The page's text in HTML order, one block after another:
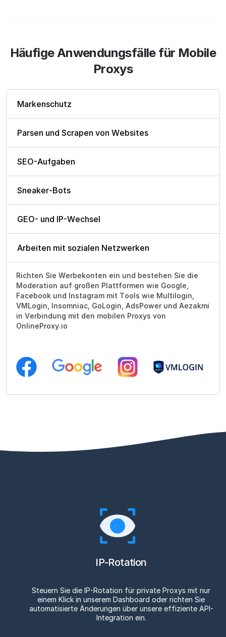
Häufige Anwendungsfälle für Mobile
Proxys
Markenschutz
Parsen und Scrapen von Websites
SEO-Aufgaben
Sneaker-Bots
GEO- und IP-Wechsel
Arbeiten mit sozialen Netzwerken
Richten Sie Werbekonten ein und bestehen Sie die
Moderation auf großen Plattformen wie Google,
Facebook und Instagram mit Tools wie Multilogin,
VMLogin, Insomniac, GoLogin, AdsPower und Aezakmi
in Verbindung mit den mobilen Proxys von
OnlineProxy.io
IP-Rotation
Steuern Sie die IP-Rotation für private Proxys mit nur
einem Klick in unserem Dashboard oder richten Sie
automatisierte Änderungen über unsere effiziente API-
Integration ein.